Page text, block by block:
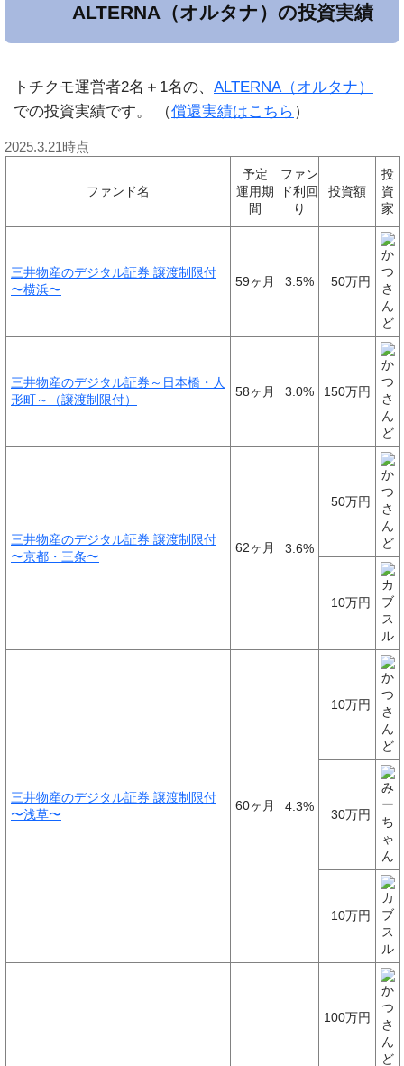
ALTERNA（オルタナ）の投資実績
トチクモ運営者2名＋1名の、 ALTERNA（オルタナ）
での投資実績です。 （償還実績はこちら ）
2025.3.21時点
ファンド名
予定
運用期
間
ファン
ド利回
り
投資額
投
資
家
三井物産のデジタル証券 譲渡制限付
〜横浜〜
59ヶ月 3.5% 50万円
三井物産のデジタル証券～日本橋・人
形町～（譲渡制限付）
58ヶ月 3.0% 150万円
三井物産のデジタル証券 譲渡制限付
〜京都・三条〜
62ヶ月 3.6%
50万円
10万円
三井物産のデジタル証券 譲渡制限付
〜浅草〜
60ヶ月 4.3%
10万円
30万円
10万円
100万円